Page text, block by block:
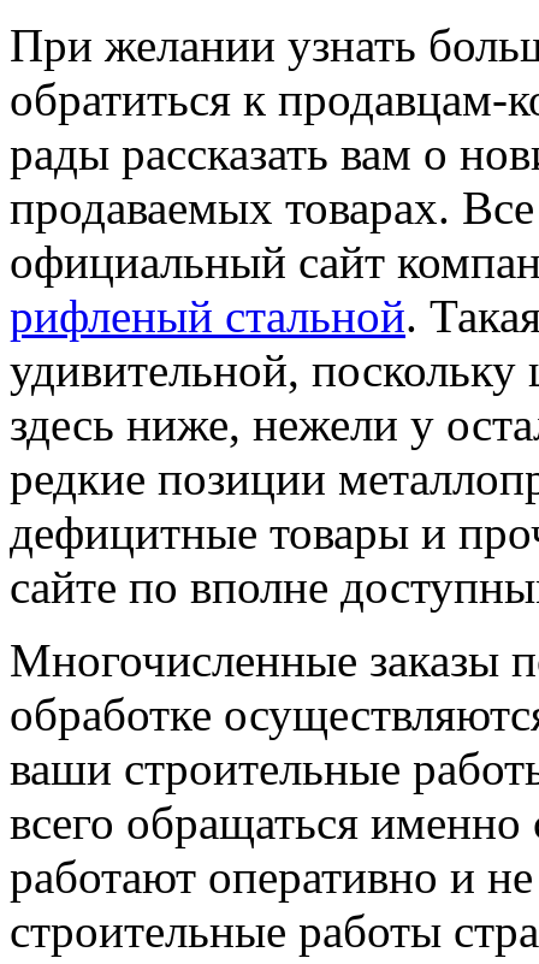
При желании узнать
обратиться к продавцам-
рады рассказать вам о
продаваемых товарах.
официальный сайт
рифленый стальной.
удивительной,
здесь ниже, нежели у
редкие позиции
дефицитные товары и
сайте по вполне
Многочисленные заказы
обработке
ваши строительные
всего обращаться
работают оперативно и
строительные работы